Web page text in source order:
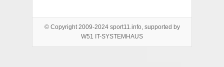
© Copyright 2009-2024 sport11.info, supported by
W51 IT-SYSTEMHAUS